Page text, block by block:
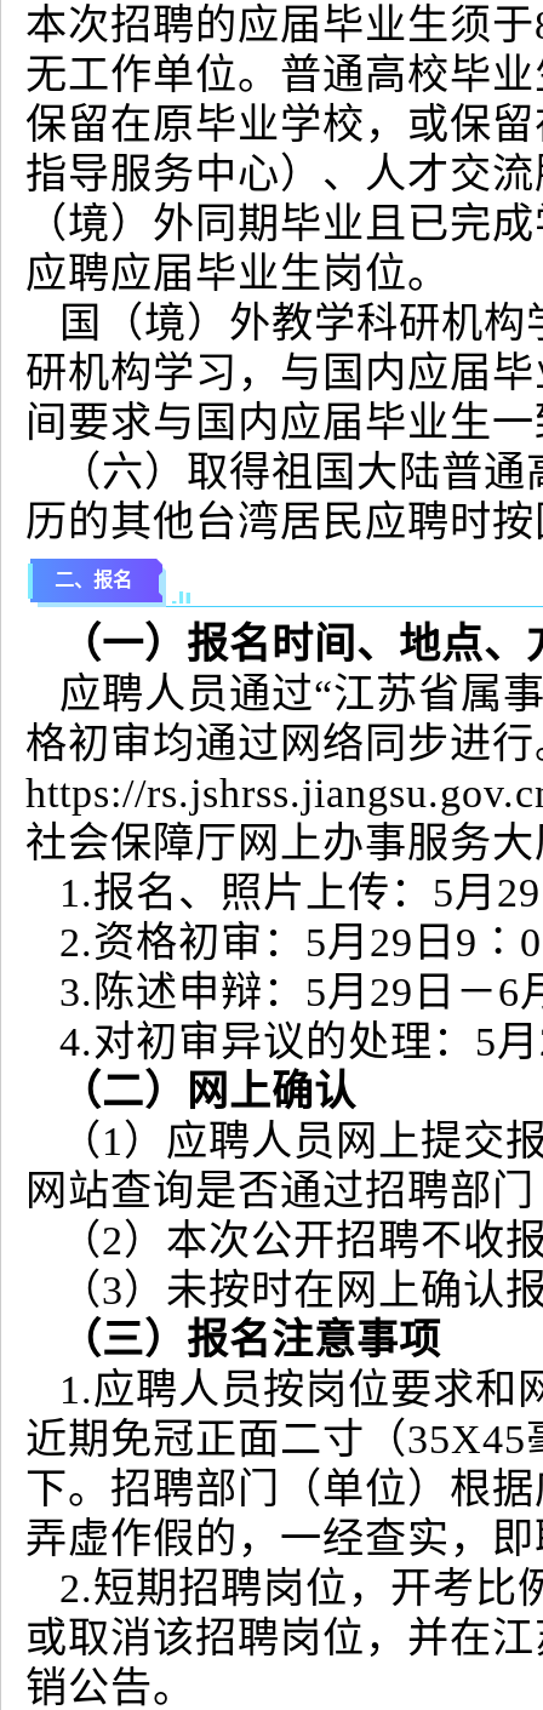
本次招聘的应届毕业生须
无工作单位。普通高校毕
保留在原毕业学校，或保
指导服务中心）、人才交
（境）外同期毕业且已完
应聘应届毕业生岗位。
国（境）外教学科研机
研机构学习，与国内应届
间要求与国内应届毕业生
（六）取得祖国大陆普
历的其他台湾居民应聘时
二、报名
（一）报名时间、地点、
应聘人员通过“江苏省属
格初审均通过网络同步进
https://
社会保障厅网上办事服务
1.报名、照片上传：5月
2.资格初审：5月29日
3.陈述申辩：5月29日－
4.对初审异议的处理：5
（二）网上确认
（1）应聘人员网上提交
网站查询是否通过招聘部
（2）本次公开招聘不收
（3）未按时在网上确认
（三）报名注意事项
1.应聘人员按岗位要求和
近期免冠正面二寸（
下。招聘部门（单位）根
弄虚作假的，一经查实，
2.短期招聘岗位，开考比
或取消该招聘岗位，并在
销公告。